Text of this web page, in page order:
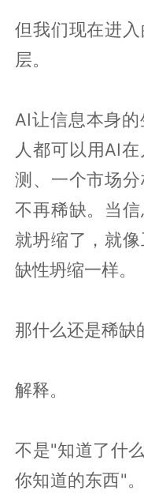
但我们现在进
层。
AI让信息本身
人都可以用AI
测、一个市场
不再稀缺。当
就坍缩了，就
缺性坍缩一样。
那什么还是稀缺
解释。
不是"知道了什
你知道的东西"